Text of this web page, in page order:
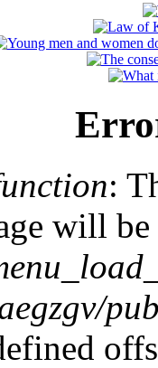
:
will